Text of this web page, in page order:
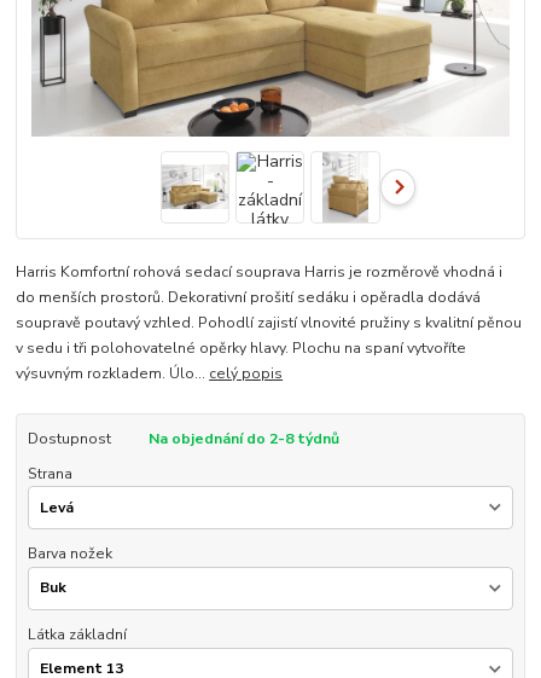
Harris Komfortní rohová sedací souprava Harris je rozměrově vhodná i
do menších prostorů. Dekorativní prošití sedáku i opěradla dodává
soupravě poutavý vzhled. Pohodlí zajistí vlnovité pružiny s kvalitní pěnou
v sedu i tři polohovatelné opěrky hlavy. Plochu na spaní vytvoříte
výsuvným rozkladem. Úlo... celý popis
Dostupnost
Na objednání do 2-8 týdnů
Strana
Barva nožek
Látka základní